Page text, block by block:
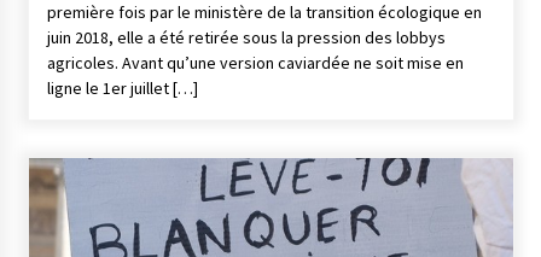
première fois par le ministère de la transition écologique en
juin 2018, elle a été retirée sous la pression des lobbys
agricoles. Avant qu’une version caviardée ne soit mise en
ligne le 1er juillet […]